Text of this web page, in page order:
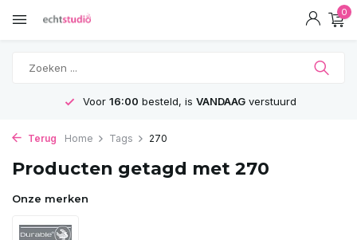
0
Voor 16:00 besteld, is VANDAAGverstuurd
Terug Home Tags 270
Producten getagd met 270
Onze merken